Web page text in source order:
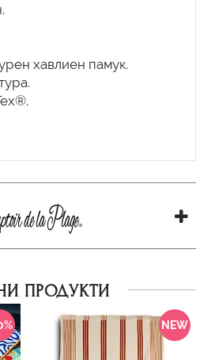
хавлиен памук.
ПРОДУКТИ
NEW